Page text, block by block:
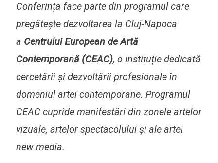
Conferința face parte din programul care
pregătește dezvoltarea la Cluj-Napoca
a Centrului European de Artă
Contemporană (CEAC), o instituție dedicată
cercetării și dezvoltării profesionale în
domeniul artei contemporane. Programul
CEAC cupride manifestări din zonele artelor
vizuale, artelor spectacolului și ale artei
new media.